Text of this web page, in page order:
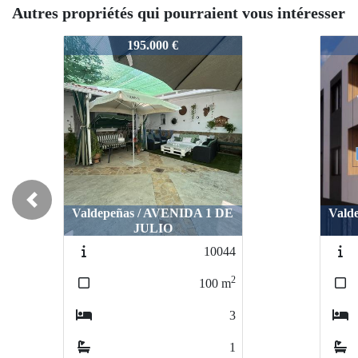
Autres propriétés qui pourraient vous intéresser
04786
160.000 €
Valdepeñas / AVENIDA 1 DE
JULIO
12311
81m2
04786
04786 160.000 €
Valdepeñas / AVENIDA 1 DE
JULIO
12311
81 m2
2
1
04786
Previous